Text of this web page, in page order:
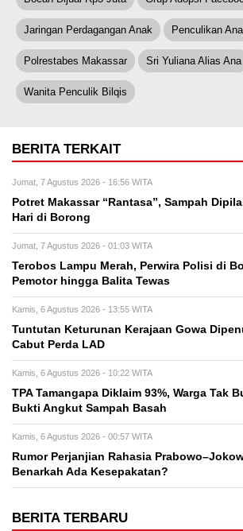
Jaringan Perdagangan Anak Penculikan
Polrestabes Makassar Sri Yuliana Alias Ana
Wanita Penculik Bilqis
BERITA TERKAIT
Jumat, 7 Agustus 2026 - 16:56 WITA
Potret Makassar “Rantasa”, Sampah
Hari di Borong
Jumat, 7 Agustus 2026 - 01:03 WITA
Terobos Lampu Merah, Perwira Polisi di
Pemotor hingga Balita Tewas
Kamis, 6 Agustus 2026 - 13:55 WITA
Tuntutan Keturunan Kerajaan Gowa
Cabut Perda LAD
Kamis, 6 Agustus 2026 - 10:22 WITA
TPA Tamangapa Diklaim 93%, Warga Tak
Bukti Angkut Sampah Basah
Kamis, 6 Agustus 2026 - 00:57 WITA
Rumor Perjanjian Rahasia
Benarkah Ada Kesepakatan?
BERITA TERBARU